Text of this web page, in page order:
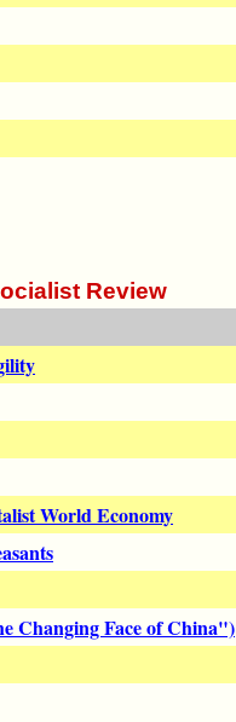
Review
World Economy
Changing Face of China")